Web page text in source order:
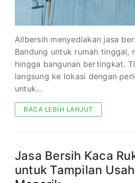
Allbersih menyediakan jasa
Bandung untuk rumah tinggal,
hingga bangunan bertingkat.
langsung ke lokasi dengan
untuk…
BACA LEBIH LANJUT
Jasa Bersih Kaca
untuk Tampilan